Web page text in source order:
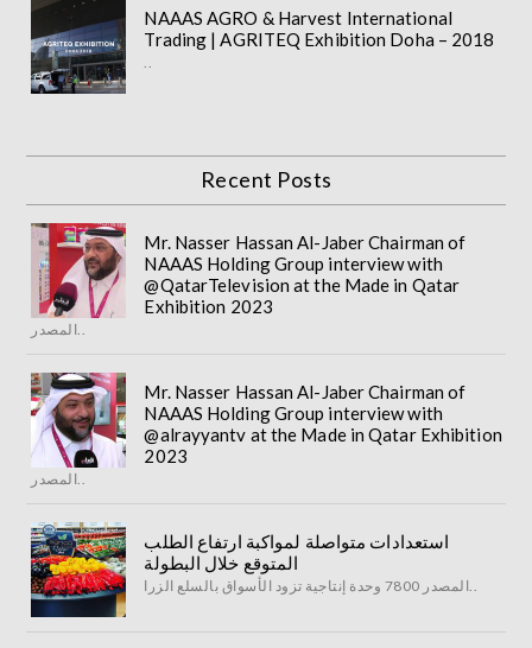
NAAAS AGRO & Harvest International
Trading | AGRITEQ Exhibition Doha – 2018
Recent Posts
Mr. Nasser Hassan Al-Jaber Chairman of
NAAAS Holding Group interview with
@QatarTelevision at the Made in Qatar
Exhibition 2023
Mr. Nasser Hassan Al-Jaber Chairman of
NAAAS Holding Group interview with
@alrayyantv at the Made in Qatar Exhibition
2023
استعدادات متواصلة لمواكبة ارتفاع الطلب
المتوقع خلال البطولة